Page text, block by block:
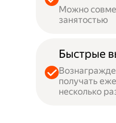
Можно
занятостью
Быстрые
получать
несколько